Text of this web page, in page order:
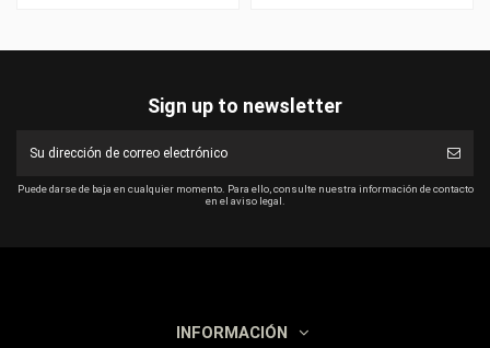
Sign up to newsletter
Puede darse de baja en cualquier momento. Para ello, consulte nuestra información de contacto
en el aviso legal.
INFORMACIÓN